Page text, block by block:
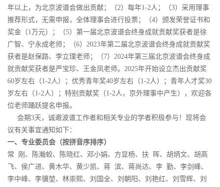
年以上，为北京波谱会做出贡献；（2）每年1-2人；（3）采用理事
推荐形式，无需申报，全体理事会进行投票；（4）颁发荣誉证书和
奖金（1万元）；（5）第一届北京波谱会终身成就贡献奖获者是徐
广智、宁永成老师；（6）2023年第二届北京波谱会终身成就贡献奖
获者是赵保路、李立璞老师；（7）2024年第三届北京波谱会终身成
就贡献奖获者是严宝珍、王金凤老师。2025年开始设立杰出贡献奖
60岁左右（1-2人）；优秀青年奖40岁左右（1-2人）；青年人才奖30
岁左右（1-2人）；特别贡献奖（1-2人，京外理事中产生），欢迎各
位老师踊跃提名申报。
会期3天，诚邀波谱工作者和相关专业的学者积极参与！现将会
议有关事宜通知如下：
一、专业委员会（按拼音序排序）
常 刚、陈瀚蛟、陈晓红、邓小娟、方显杨、扶 晖、胡炳文、胡高
飞、侯广进、黄木华、黄少凯、蒋 滨、蒋尚达、李 勤、李剑峰、
李中峰、李骥堃、林崇熙、刘国全、刘朝阳、刘艳红、刘雪辉、刘